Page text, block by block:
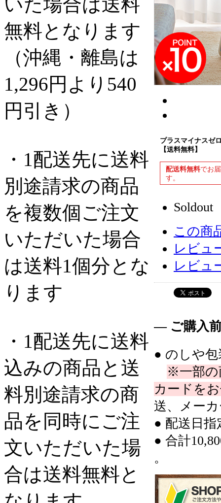
プラスマイナスゼ
【送料無料】
配送料無料でお
す。
Soldout
この商
レビュ
レビュ
― ご購入
● のしや
※一部の
カードを
送、メー
● 配送日指
● 合計
。
無料となります
（沖縄・離島は
1,296円より540
円引き）
・1配送先に送料
別途請求の商品
を複数個ご注文
いただいた場合
は送料1個分とな
ります
・1配送先に送料
込みの商品と送
料別途請求の商
品を同時にご注
文いただいた場
合は送料無料と